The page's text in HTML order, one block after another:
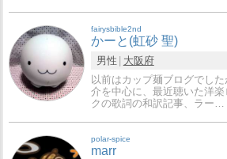
fairysbible2nd
かーと(虹砂 聖)
男性
大阪府
以前はカップ麺ブログでし
介を中心に、最近聴いた洋
クの歌詞の和訳記事、ラー…
polar-spice
marr